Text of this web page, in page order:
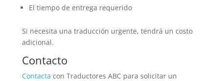
El tiempo de entrega requerido
Si necesita una traducción urgente, tendrá un costo
adicional.
Contacto
Contacta con Traductores ABC para solicitar un